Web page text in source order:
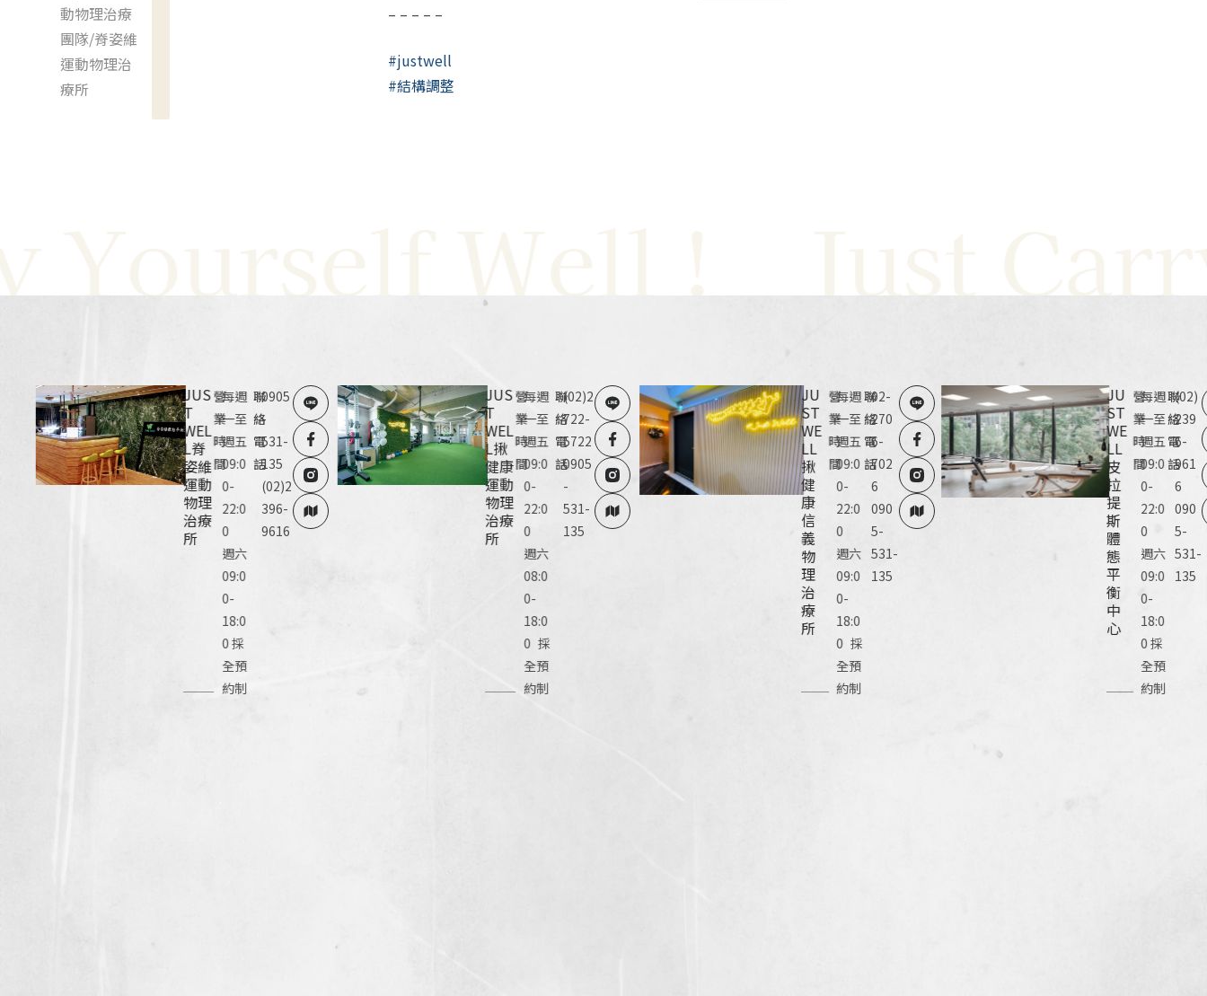
動物理治療
團隊/脊姿維
運動物理治
療所
– – – – –
#justwell
#結構調整
Well ! Just Carry
JUS
T
WEL
L脊
姿維
運動
物理
治療
所
營
業
時
間
每週
一至
週五
09:0
0-
22:0
0
週六
09:0
0-
18:0
0 採
全預
約制
聯
絡
電
話
0905
-
531-
135
(02)2
396-
9616
JUS
T
WEL
L揪
健康
運動
物理
治療
所
營
業
時
間
每週
一至
週五
09:0
0-
22:0
0
週六
08:0
0-
18:0
0 採
全預
約制
聯
絡
電
話
(02)2
722-
5722
0905
-
531-
135
JU
ST
WE
LL
揪
健
康
信
義
物
理
治
療
所
營
業
時
間
每週
一至
週五
09:0
0-
22:0
0
週六
09:0
0-
18:0
0 採
全預
約制
聯
絡
電
話
02-
270
6-
702
6
090
5-
531-
135
JU
ST
WE
LL
皮
拉
提
斯
體
態
平
衡
中
心
營
業
時
間
每週
一至
週五
09:0
0-
22:0
0
週六
09:0
0-
18:0
0 採
全預
約制
聯
絡
電
話
(02)
239
6-
961
6
090
5-
531-
135